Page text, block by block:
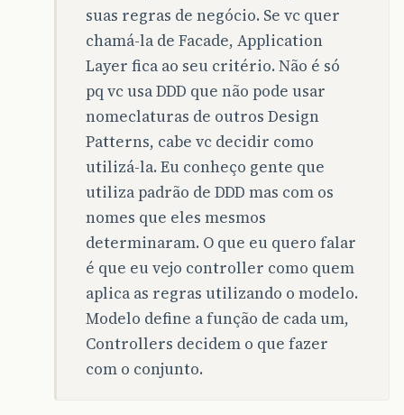
suas regras de negócio. Se vc quer
chamá-la de Facade, Application
Layer fica ao seu critério. Não é só
pq vc usa DDD que não pode usar
nomeclaturas de outros Design
Patterns, cabe vc decidir como
utilizá-la. Eu conheço gente que
utiliza padrão de DDD mas com os
nomes que eles mesmos
determinaram. O que eu quero falar
é que eu vejo controller como quem
aplica as regras utilizando o modelo.
Modelo define a função de cada um,
Controllers decidem o que fazer
com o conjunto.